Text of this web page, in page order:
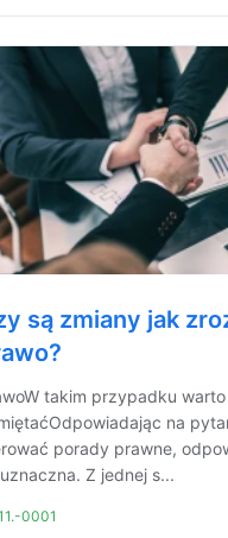
są zmiany jak
takim przypadku
na
porady prawne,
Z jednej s...
0001